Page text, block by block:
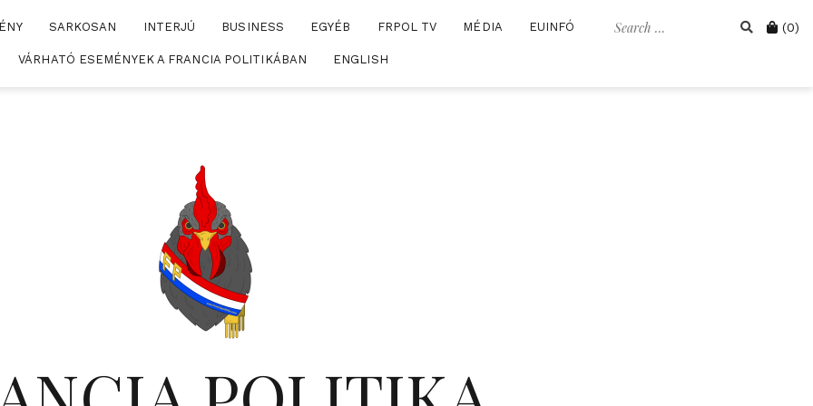
Search Cart
(0)
SARKOSAN INTERJÚ BUSINESS EGYÉB FRPOL TV MÉDIA EUINFÓ
VÁRHATÓ ESEMÉNYEK A FRANCIA POLITIKÁBAN ENGLISH